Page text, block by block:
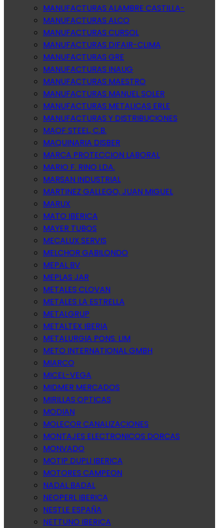
MANUFACTURAS ALAMBRE CASTILLA-
MANUFACTURAS ALCO
MANUFACTURAS CURSOL
MANUFACTURAS DIFAIR-CLIMA
MANUFACTURAS GRE
MANUFACTURAS INAUG
MANUFACTURAS MAESTRO
MANUFACTURAS MANUEL SOLER
MANUFACTURAS METALICAS ERLE
MANUFACTURAS Y DISTRIBUCIONES
MAOF STEEL, C.B.
MAQUINARIA DISBER
MARCA PROTECCION LABORAL
MARIO F. RINO LDA.
MARSAN INDUSTRIAL
MARTINEZ GALLEGO, JUAN MIGUEL
MARUX
MATO IBERICA
MAYER TUBOS
MECALUX SERVIS
MELCHOR GABILONDO
MEPAL BV
MEPLAS JAR
METALES CLOVAN
METALES LA ESTRELLA
METALGRUP
METALTEX IBERIA
METALURGIA PONS. LIM
METO INTERNATIONAL GMBH
MIARCO
MICEL-VEGA
MIDMER MERCADOS
MIRILLAS OPTICAS
MODIAN
MOLECOR CANALIZACIONES
MONTAJES ELECTRONICOS DORCAS
MONVADO
MOTIP DUPLI IBERICA
MOTORES CAMPEON
NADAL BADAL
NEOPERL IBERICA
NESTLE ESPAÑA
NETTUNO IBERICA